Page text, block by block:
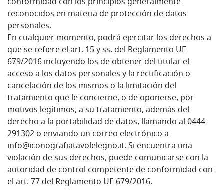
conformidad con los principios generalmente
reconocidos en materia de protección de datos
personales.
En cualquier momento, podrá ejercitar los derechos a
que se refiere el art. 15 y ss. del Reglamento UE
679/2016 incluyendo los de obtener del titular el
acceso a los datos personales y la rectificación o
cancelación de los mismos o la limitación del
tratamiento que le concierne, o de oponerse, por
motivos legítimos, a su tratamiento, además del
derecho a la portabilidad de datos, llamando al 0444
291302 o enviando un correo electrónico a
info@iconografiatavolelegno.it. Si encuentra una
violación de sus derechos, puede comunicarse con la
autoridad de control competente de conformidad con
el art. 77 del Reglamento UE 679/2016.